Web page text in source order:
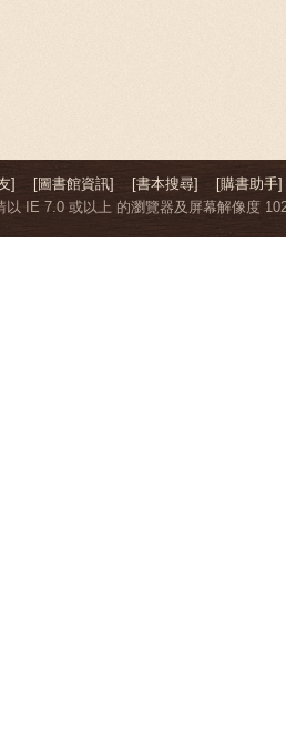
] [圖書館資訊] [書本搜尋]
[購書助手]
以 IE 7.0 或以上 的瀏覽器及屏幕解像度